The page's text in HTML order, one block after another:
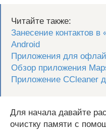
Читайте также:
Занесение контактов
Android
Приложения для
Обзор приложения
Приложение CCleaner
Для начала давайте
очистку памяти с